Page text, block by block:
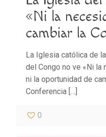
«Ni la
cambiar la
La Iglesia católica de
del Congo no ve «Ni la
ni la oportunidad de
Conferencia […]
0